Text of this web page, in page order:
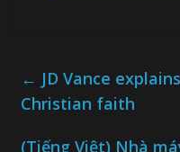
← JD Vance
Christian faith
(Tiếng Việt) Nhà